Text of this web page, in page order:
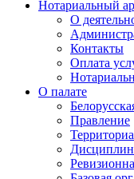
Нотариальный
О
Контакты
Оплата
О палате
Правление